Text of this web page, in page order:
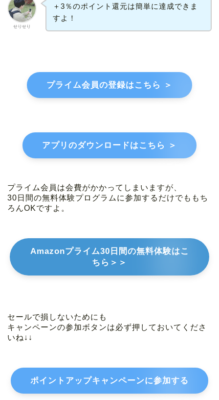
せりせり
＋3％のポイント還元は簡単に達成できま
すよ！
プライム会員の登録はこちら ＞
アプリのダウンロードはこちら ＞
プライム会員は会費がかかってしまいますが、
30日間の無料体験プログラムに参加するだけでももち
ろんOKですよ。
Amazonプライム30日間の無料体験はこ
ちら＞＞
セールで損しないためにも
キャンペーンの参加ボタンは必ず押しておいてくださ
いね↓↓
ポイントアップキャンペーンに参加する